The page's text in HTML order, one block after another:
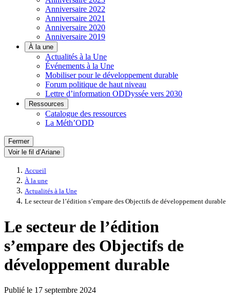
Anniversaire 2022
Anniversaire 2021
Anniversaire 2020
Anniversaire 2019
À la une
Actualités à la Une
Événements à la Une
Mobiliser pour le développement durable
Forum politique de haut niveau
Lettre d’information ODDyssée vers 2030
Ressources
Catalogue des ressources
La Méth’ODD
Fermer
Voir le fil d’Ariane
Accueil
À la une
Actualités à la Une
Le secteur de l’édition s’empare des Objectifs de développement durable
Le secteur de l’édition
s’empare des Objectifs de
développement durable
Publié le 17 septembre 2024